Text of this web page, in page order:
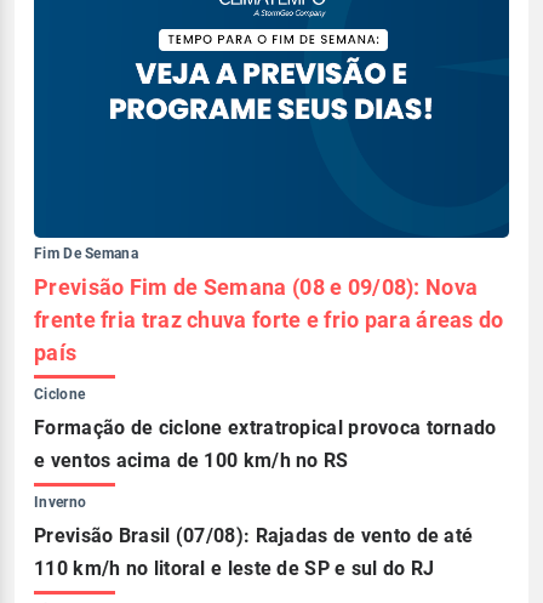
Fim De Semana
Previsão Fim de Semana (08 e 09/08): Nova
frente fria traz chuva forte e frio para áreas do
país
Ciclone
Formação de ciclone extratropical provoca tornado
e ventos acima de 100 km/h no RS
Inverno
Previsão Brasil (07/08): Rajadas de vento de até
110 km/h no litoral e leste de SP e sul do RJ